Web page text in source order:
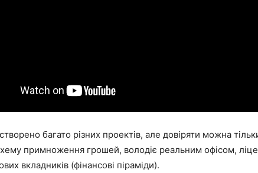
багато різних проектів, але довіряти можна
примноження грошей, володіє реальним офісом,
вкладників (фінансові піраміди).